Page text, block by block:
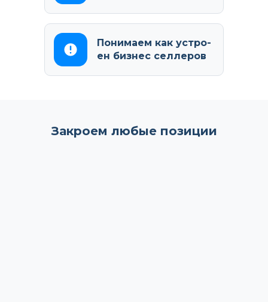
Понимаем как устро­
ен бизнес селлеров
Закроем любые позиции